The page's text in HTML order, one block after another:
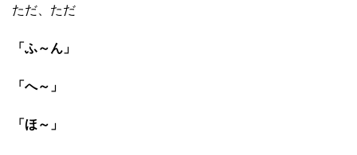
ただ、 ただ
「ふ～ん」
「へ～」
「ほ～」